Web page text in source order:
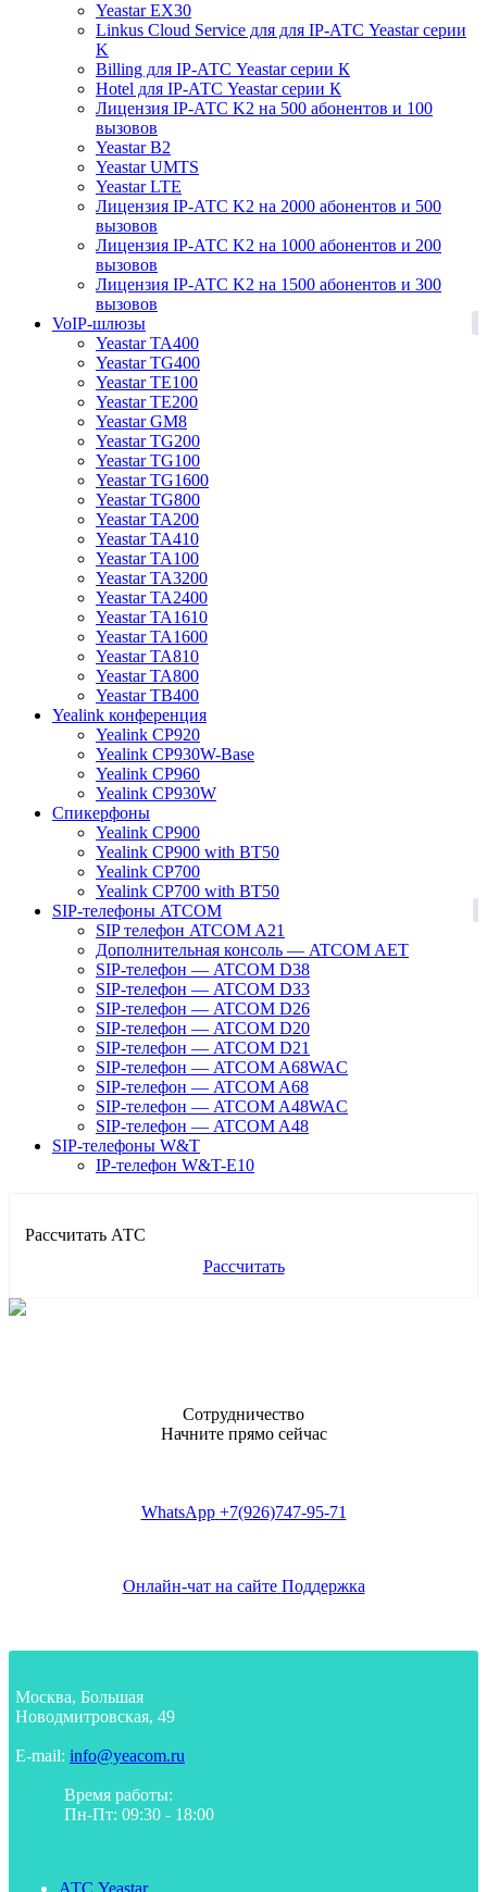
Yeastar EX30
Linkus Cloud Service для для IP-АТС Yeastar серии
K
Billing для IP-АТС Yeastar серии К
Hotel для IP-АТС Yeastar серии К
Лицензия IP-АТС K2 на 500 абонентов и 100
вызовов
Yeastar B2
Yeastar UMTS
Yeastar LTE
Лицензия IP-АТС K2 на 2000 абонентов и 500
вызовов
Лицензия IP-АТС K2 на 1000 абонентов и 200
вызовов
Лицензия IP-АТС K2 на 1500 абонентов и 300
вызовов
VoIP-шлюзы
Yeastar TA400
Yeastar TG400
Yeastar TE100
Yeastar TE200
Yeastar GM8
Yeastar TG200
Yeastar TG100
Yeastar TG1600
Yeastar TG800
Yeastar TA200
Yeastar TA410
Yeastar TA100
Yeastar TA3200
Yeastar TA2400
Yeastar TA1610
Yeastar TA1600
Yeastar TA810
Yeastar TA800
Yeastar TB400
Yealink конференция
Yealink CP920
Yealink CP930W-Base
Yealink CP960
Yealink CP930W
Спикерфоны
Yealink CP900
Yealink CP900 with BT50
Yealink CP700
Yealink CP700 with BT50
SIP-телефоны ATCOM
SIP телефон ATCOM A21
Дополнительная консоль — ATCOM AET
SIP-телефон — ATCOM D38
SIP-телефон — ATCOM D33
SIP-телефон — ATCOM D26
SIP-телефон — ATCOM D20
SIP-телефон — ATCOM D21
SIP-телефон — ATCOM A68WAC
SIP-телефон — ATCOM A68
SIP-телефон — ATCOM A48WAC
SIP-телефон — ATCOM A48
SIP-телефоны W&T
IP-телефон W&T-E10
Рассчитать АТС
Рассчитать
Сотрудничество
Начните прямо сейчас
WhatsApp +7(926)747-95-71
Онлайн-чат на сайте Поддержка
Москва, Большая
Новодмитровская, 49
E-mail: info@yeacom.ru
Время работы:
Пн-Пт: 09:30 - 18:00